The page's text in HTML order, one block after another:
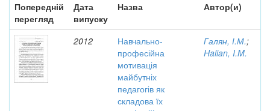
Попередній
перегляд
Дата
випуску
Назва Автор(и)
2012
Навчально-
професійна
мотивація
майбутніх
педагогів як
складова їх
Галян, І.М.;
Halian, I.M.